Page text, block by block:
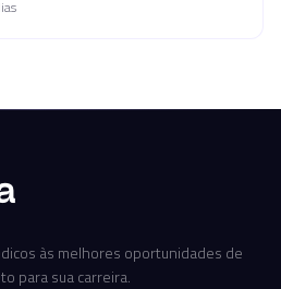
às melhores oportunidades de
para sua carreira.